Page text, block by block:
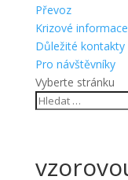
Převoz
Krizové informace
Důležité kontakty
Pro návštěvníky
Vyberte stránku